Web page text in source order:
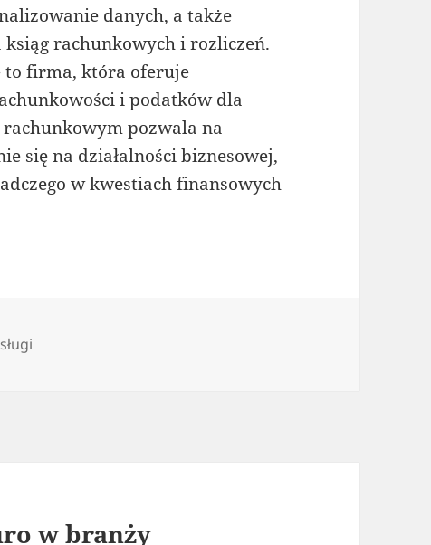
danych, a także
rachunkowych i rozliczeń.
to firma, która oferuje
i podatków dla
pozwala na
się na działalności biznesowej,
w kwestiach finansowych
w branży